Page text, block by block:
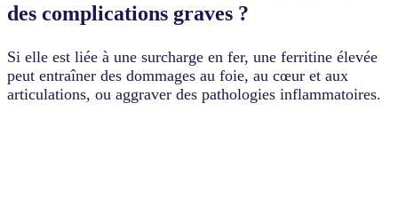
des complications graves ?
Si elle est liée à une surcharge en fer, une ferritine élevée
peut entraîner des dommages au foie, au cœur et aux
articulations, ou aggraver des pathologies inflammatoires.